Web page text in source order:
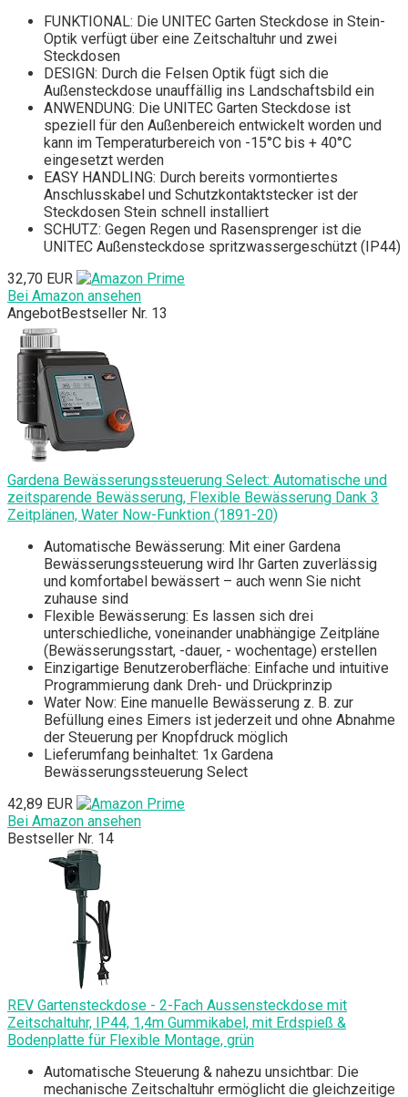
FUNKTIONAL: Die UNITEC Garten Steckdose in Stein-
Optik verfügt über eine Zeitschaltuhr und zwei
Steckdosen
DESIGN: Durch die Felsen Optik fügt sich die
Außensteckdose unauffällig ins Landschaftsbild ein
ANWENDUNG: Die UNITEC Garten Steckdose ist
speziell für den Außenbereich entwickelt worden und
kann im Temperaturbereich von -15°C bis + 40°C
eingesetzt werden
EASY HANDLING: Durch bereits vormontiertes
Anschlusskabel und Schutzkontaktstecker ist der
Steckdosen Stein schnell installiert
SCHUTZ: Gegen Regen und Rasensprenger ist die
UNITEC Außensteckdose spritzwassergeschützt (IP44)
32,70 EUR
Bei Amazon ansehen
AngebotBestseller Nr. 13
Gardena Bewässerungssteuerung Select: Automatische und
zeitsparende Bewässerung, Flexible Bewässerung Dank 3
Zeitplänen, Water Now-Funktion (1891-20)
Automatische Bewässerung: Mit einer Gardena
Bewässerungssteuerung wird Ihr Garten zuverlässig
und komfortabel bewässert – auch wenn Sie nicht
zuhause sind
Flexible Bewässerung: Es lassen sich drei
unterschiedliche, voneinander unabhängige Zeitpläne
(Bewässerungsstart, -dauer, - wochentage) erstellen
Einzigartige Benutzeroberfläche: Einfache und intuitive
Programmierung dank Dreh- und Drückprinzip
Water Now: Eine manuelle Bewässerung z. B. zur
Befüllung eines Eimers ist jederzeit und ohne Abnahme
der Steuerung per Knopfdruck möglich
Lieferumfang beinhaltet: 1x Gardena
Bewässerungssteuerung Select
42,89 EUR
Bei Amazon ansehen
Bestseller Nr. 14
REV Gartensteckdose - 2-Fach Aussensteckdose mit
Zeitschaltuhr, IP44, 1,4m Gummikabel, mit Erdspieß &
Bodenplatte für Flexible Montage, grün
Automatische Steuerung & nahezu unsichtbar: Die
mechanische Zeitschaltuhr ermöglicht die gleichzeitige